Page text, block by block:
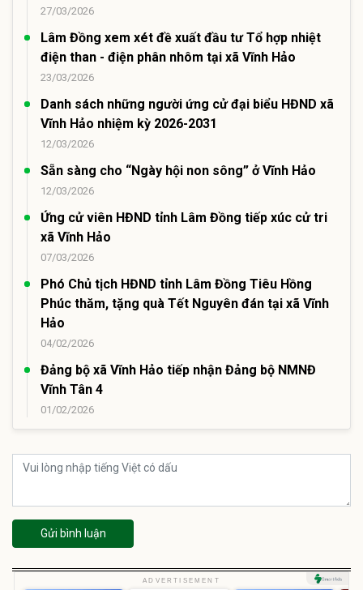
27/03/2026
Lâm Đồng xem xét đề xuất đầu tư Tổ hợp nhiệt
điện than - điện phân nhôm tại xã Vĩnh Hảo
23/03/2026
Danh sách những người ứng cử đại biểu HĐND xã
Vĩnh Hảo nhiệm kỳ 2026-2031
12/03/2026
Sẵn sàng cho “Ngày hội non sông” ở Vĩnh Hảo
12/03/2026
Ứng cử viên HĐND tỉnh Lâm Đồng tiếp xúc cử tri
xã Vĩnh Hảo
07/03/2026
Phó Chủ tịch HĐND tỉnh Lâm Đồng Tiêu Hồng
Phúc thăm, tặng quà Tết Nguyên đán tại xã Vĩnh
Hảo
04/02/2026
Đảng bộ xã Vĩnh Hảo tiếp nhận Đảng bộ NMNĐ
Vĩnh Tân 4
01/02/2026
Gửi bình luận
ADVERTISEMENT